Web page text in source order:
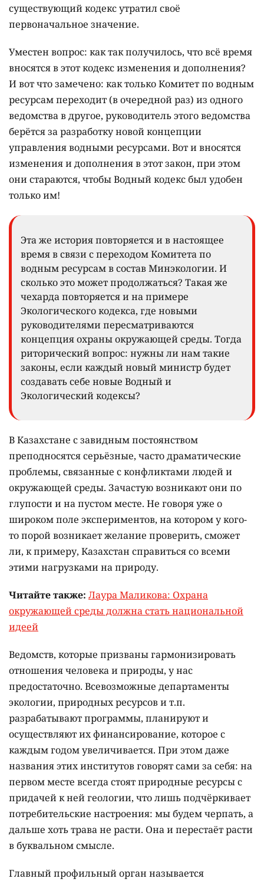
существующий кодекс утратил своё
первоначальное значение.
Уместен вопрос: как так получилось, что всё время
вносятся в этот кодекс изменения и дополнения?
И вот что замечено: как только Комитет по водным
ресурсам переходит (в очередной раз) из одного
ведомства в другое, руководитель этого ведомства
берётся за разработку новой концепции
управления водными ресурсами. Вот и вносятся
изменения и дополнения в этот закон, при этом
они стараются, чтобы Водный кодекс был удобен
только им!
Эта же история повторяется и в настоящее
время в связи с переходом Комитета по
водным ресурсам в состав Минэкологии. И
сколько это может продолжаться? Такая же
чехарда повторяется и на примере
Экологического кодекса, где новыми
руководителями пересматриваются
концепция охраны окружающей среды. Тогда
риторический вопрос: нужны ли нам такие
законы, если каждый новый министр будет
создавать себе новые Водный и
Экологический кодексы?
В Казахстане с завидным постоянством
преподносятся серьёзные, часто драматические
проблемы, связанные с конфликтами людей и
окружающей среды. Зачастую возникают они по
глупости и на пустом месте. Не говоря уже о
широком поле экспериментов, на котором у кого-
то порой возникает желание проверить, сможет
ли, к примеру, Казахстан справиться со всеми
этими нагрузками на природу.
Читайте также: Лаура Маликова: Охрана
окружающей среды должна стать национальной
идеей
Ведомств, которые призваны гармонизировать
отношения человека и природы, у нас
предостаточно. Всевозможные департаменты
экологии, природных ресурсов и т.п.
разрабатывают программы, планируют и
осуществляют их финансирование, которое с
каждым годом увеличивается. При этом даже
названия этих институтов говорят сами за себя: на
первом месте всегда стоят природные ресурсы с
придачей к ней геологии, что лишь подчёркивает
потребительские настроения: мы будем черпать, а
дальше хоть трава не расти. Она и перестаёт расти
в буквальном смысле.
Главный профильный орган называется